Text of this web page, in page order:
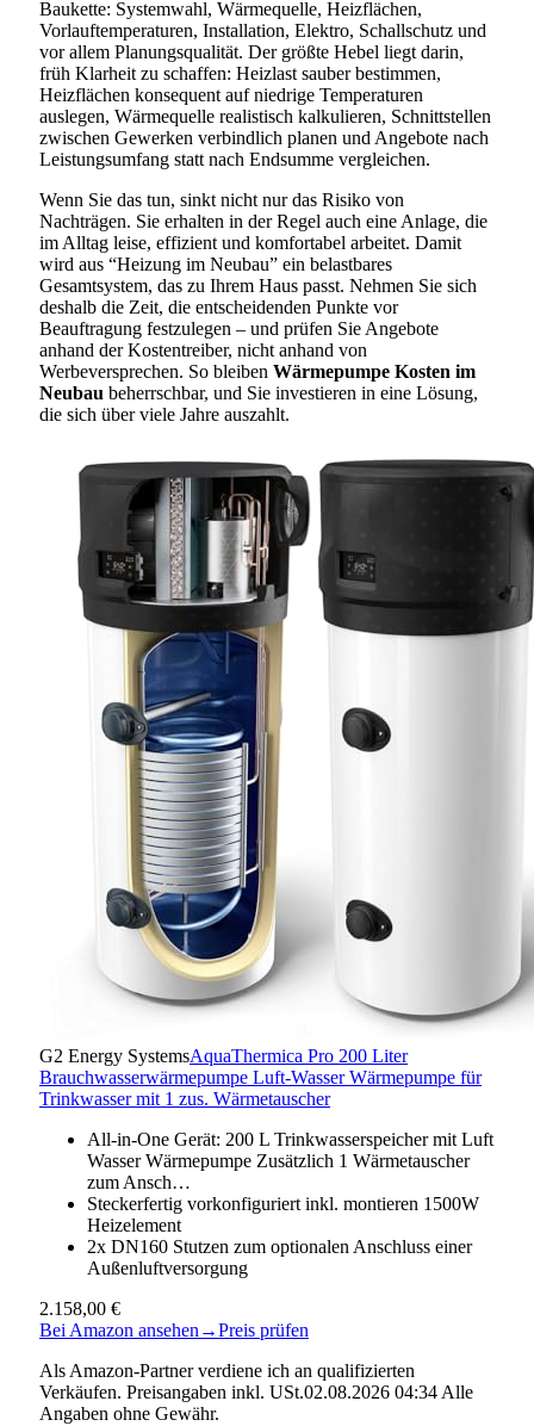
Baukette: Systemwahl, Wärmequelle, Heizflächen,
Vorlauftemperaturen, Installation, Elektro, Schallschutz und
vor allem Planungsqualität. Der größte Hebel liegt darin,
früh Klarheit zu schaffen: Heizlast sauber bestimmen,
Heizflächen konsequent auf niedrige Temperaturen
auslegen, Wärmequelle realistisch kalkulieren, Schnittstellen
zwischen Gewerken verbindlich planen und Angebote nach
Leistungsumfang statt nach Endsumme vergleichen.
Wenn Sie das tun, sinkt nicht nur das Risiko von
Nachträgen. Sie erhalten in der Regel auch eine Anlage, die
im Alltag leise, effizient und komfortabel arbeitet. Damit
wird aus “Heizung im Neubau” ein belastbares
Gesamtsystem, das zu Ihrem Haus passt. Nehmen Sie sich
deshalb die Zeit, die entscheidenden Punkte vor
Beauftragung festzulegen – und prüfen Sie Angebote
anhand der Kostentreiber, nicht anhand von
Werbeversprechen. So bleiben Wärmepumpe Kosten im
Neubau beherrschbar, und Sie investieren in eine Lösung,
die sich über viele Jahre auszahlt.
G2 Energy SystemsAquaThermica Pro 200 Liter
Brauchwasserwärmepumpe Luft-Wasser Wärmepumpe für
Trinkwasser mit 1 zus. Wärmetauscher
All-in-One Gerät: 200 L Trinkwasserspeicher mit Luft
Wasser Wärmepumpe Zusätzlich 1 Wärmetauscher
zum Ansch…
Steckerfertig vorkonfiguriert inkl. montieren 1500W
Heizelement
2x DN160 Stutzen zum optionalen Anschluss einer
Außenluftversorgung
2.158,00 €
Bei Amazon ansehen →Preis prüfen
Als Amazon-Partner verdiene ich an qualifizierten
Verkäufen. Preisangaben inkl. USt.02.08.2026 04:34 Alle
Angaben ohne Gewähr.